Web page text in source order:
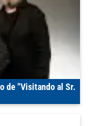
de "Visitando al Sr.